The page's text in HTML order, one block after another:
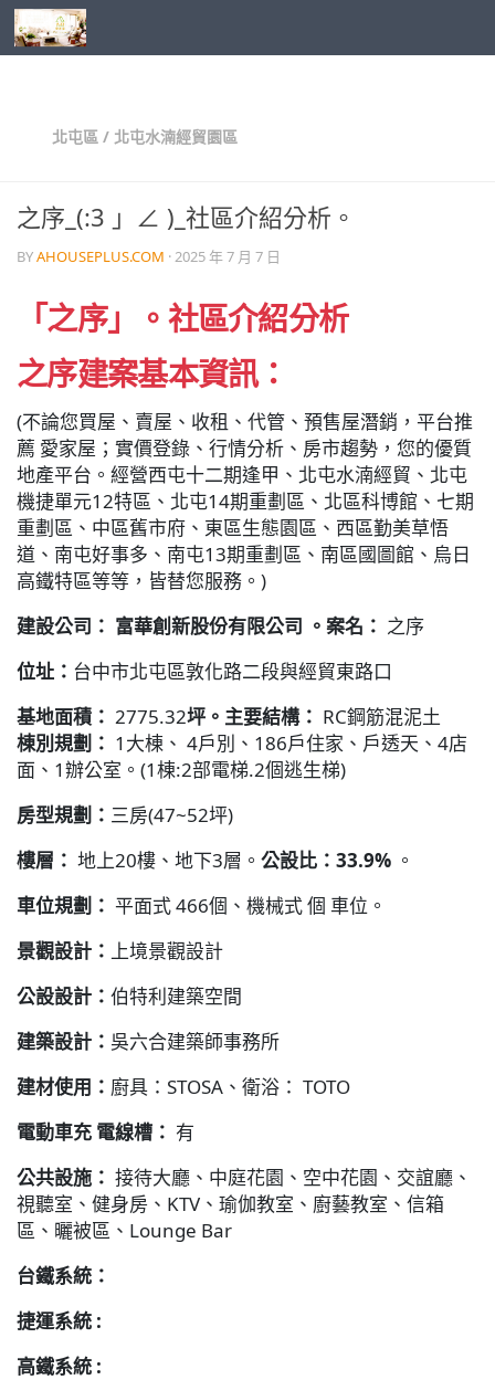
Skip to content
北屯區 / 北屯水湳經貿園區
之序_(:3 」∠ )_社區介紹分析。
BYAHOUSEPLUS.COM ·2025 年 7 月 7 日
「之序」。社區介紹分析
之序建案基本資訊：
(不論您買屋、賣屋、收租、代管、預售屋潛銷，平台推
薦 愛家屋；實價登錄、行情分析、房市趨勢，您的優質
地產平台。經營西屯十二期逢甲、北屯水湳經貿、北屯
機捷單元12特區、北屯14期重劃區、北區科博館、七期
重劃區、中區舊市府、東區生態園區、西區勤美草悟
道、南屯好事多、南屯13期重劃區、南區國圖館、烏日
高鐵特區等等，皆替您服務。)
建設公司： 富華創新股份有限公司 。案名： 之序
位址： 台中市北屯區敦化路二段與經貿東路口
基地面積： 2775.32坪。主要結構： RC鋼筋混泥土
棟別規劃： 1大棟、 4戶別、186戶住家、戶透天、4店
面、1辦公室。(1棟:2部電梯.2個逃生梯)
房型規劃： 三房(47~52坪)
樓層： 地上20樓、地下3層。 公設比：33.9% 。
車位規劃： 平面式 466個、機械式 個 車位。
景觀設計： 上境景觀設計
公設設計： 伯特利建築空間
建築設計： 吳六合建築師事務所
建材使用： 廚具：STOSA、衛浴： TOTO
電動車充 電線槽： 有
公共設施： 接待大廳、中庭花園、空中花園、交誼廳、
視聽室、健身房、KTV、瑜伽教室、廚藝教室、信箱
區、曬被區、Lounge Bar
台鐵系統：
捷運系統 :
高鐵系統 :